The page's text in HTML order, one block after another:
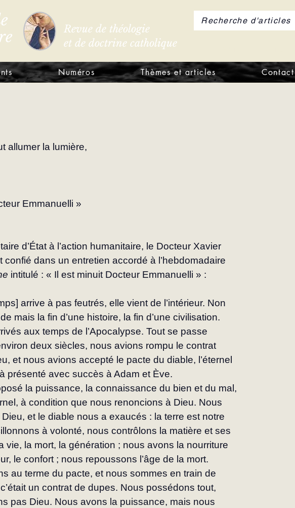
Revue de théologie
et de doctrine catholique
Recherche d'articles
Numéros Thèmes et articles Contact
allumer la lumière,
Emmanuelli »
d’État à l’action humanitaire, le Docteur Xavier
confié dans un entretien accordé à l’hebdomadaire
intitulé : « Il est minuit Docteur Emmanuelli » :
arrive à pas feutrés, elle vient de l’intérieur. Non
mais la fin d’une histoire, la fin d’une civilisation.
aux temps de l’Apocalypse. Tout se passe
deux siècles, nous avions rompu le contrat
et nous avions accepté le pacte du diable, l’éternel
présenté avec succès à Adam et Ève.
la puissance, la connaissance du bien et du mal,
à condition que nous renoncions à Dieu. Nous
et le diable nous a exaucés : la terre est notre
à volonté, nous contrôlons la matière et ses
vie, la mort, la génération ; nous avons la nourriture
le confort ; nous repoussons l’âge de la mort.
au terme du pacte, et nous sommes en train de
un contrat de dupes. Nous possédons tout,
pas Dieu. Nous avons la puissance, mais nous